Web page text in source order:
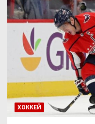
ХОККЕЙ